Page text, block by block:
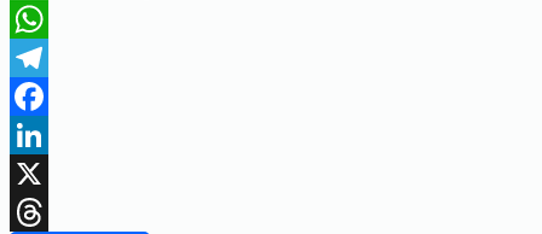
WhatsApp
Telegram
Facebook
LinkedIn
X